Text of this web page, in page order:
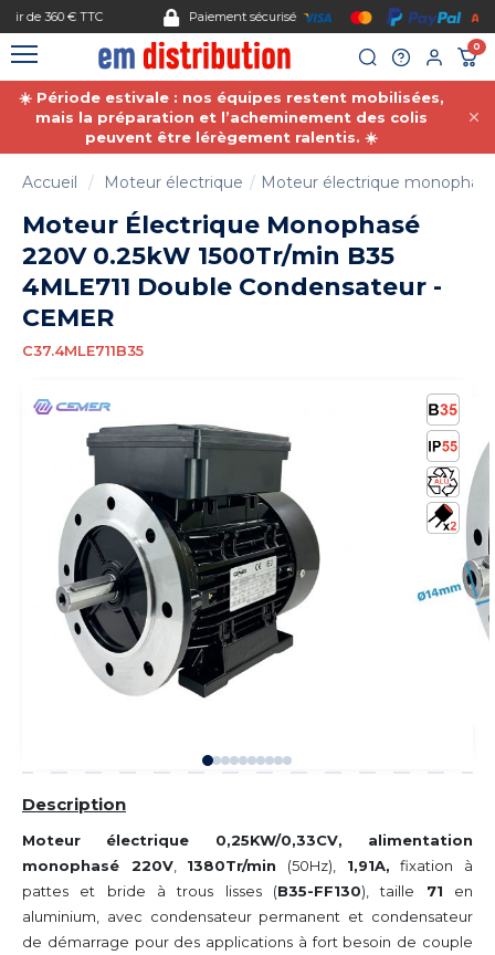
Paiement sécurisé
0
☀️ Période estivale : nos équipes restent mobilisées,
mais la préparation et l’acheminement des colis
peuvent être lérègement ralentis. ☀️
Accueil Moteur électrique Moteur électrique
Moteur Électrique Monophasé
220V 0.25kW 1500Tr/min B35
4MLE711 Double Condensateur -
CEMER
C37.4MLE711B35
Description
Moteur électrique 0,25KW/0,33CV, alimentation
monophasé 220V, 1380Tr/min (50Hz), 1,91A, fixation à
pattes et bride à trous lisses (B35-FF130), taille 71 en
aluminium, avec condensateur permanent et condensateur
de démarrage pour des applications à fort besoin de couple
Gestion des cookies